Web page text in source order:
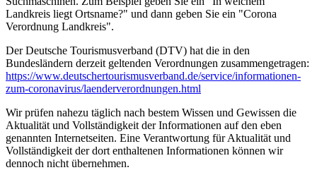
Landkreis liegt Ortsname?" und dann geben Sie ein "Corona
Verordnung Landkreis".
Der Deutsche Tourismusverband (DTV) hat die in den
Bundesländern derzeit geltenden Verordnungen zusammengetragen:
https://www.deutscher­tourismusverband.de/­service/­informationen-
zum-coronavirus/­laenderverordnungen.html
Wir prüfen nahezu täglich nach bestem Wissen und Gewissen die
Aktualität und Vollständigkeit der Informationen auf den eben
genannten Internetseiten. Eine Verantwortung für Aktualität und
Vollständigkeit der dort enthaltenen Informationen können wir
dennoch nicht übernehmen.